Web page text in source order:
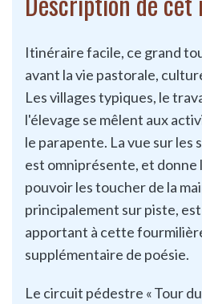
Itinéraire facile, ce grand
avant la vie pastorale,
Les villages typiques, le
l'élevage se mêlent aux
le parapente. La vue sur les
est omniprésente, et donne
pouvoir les toucher de la
principalement sur piste,
apportant à cette
supplémentaire de poésie.
Le circuit pédestre « Tour